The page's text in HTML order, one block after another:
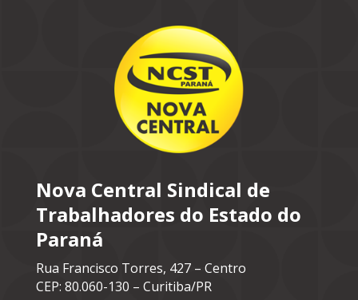
Nova Central Sindical de
Trabalhadores do Estado do
Paraná
Rua Francisco Torres, 427 – Centro
CEP: 80.060-130 – Curitiba/PR